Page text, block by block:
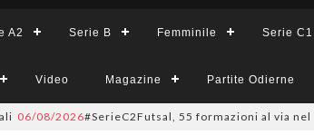
A2 Serie B Femminile Serie C1
Video Magazine Partite Odierne
#SerieC2Futsal, 55 formazioni al via nel Lazio: